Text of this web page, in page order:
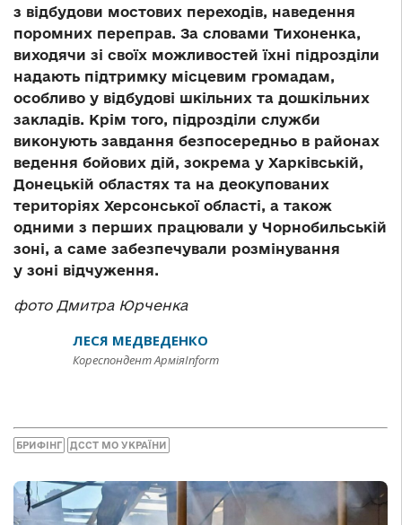
з відбудови мостових переходів, наведення
поромних переправ. За словами Тихоненка,
виходячи зі своїх можливостей їхні підрозділи
надають підтримку місцевим громадам,
особливо у відбудові шкільних та дошкільних
закладів. Крім того, підрозділи служби
виконують завдання безпосередньо в районах
ведення бойових дій, зокрема у Харківській,
Донецькій областях та на деокупованих
територіях Херсонської області, а також
одними з перших працювали у Чорнобильській
зоні, а саме забезпечували розмінування
у зоні відчуження.
фото Дмитра Юрченка
ЛЕСЯ МЕДВЕДЕНКО
Кореспондент АрміяInform
БРИФІНГ ДССТ МО УКРАЇНИ